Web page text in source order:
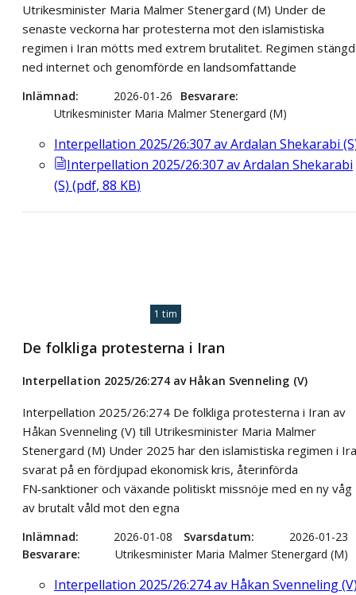
Utrikesminister Maria Malmer Stenergard (M) Under de
senaste veckorna har protesterna mot den islamistiska
regimen i Iran mötts med extrem brutalitet. Regimen
ned internet och genomförde en landsomfattande
Inlämnad 2026-01-26
Besvarare
Utrikesminister Maria Malmer Stenergard (M)
Interpellation 2025/26:307 av Ardalan Shekarabi
Interpellation 2025/26:307 av Ardalan Shekarabi
(S) (pdf, 88 KB)
1 tim
De folkliga protesterna i Iran
Interpellation 2025/26:274 av Håkan Svenneling (V)
Interpellation 2025/26:274 De folkliga protesterna i Iran av
Håkan Svenneling (V) till Utrikesminister Maria Malmer
Stenergard (M) Under 2025 har den islamistiska regimen i
svarat på en fördjupad ekonomisk kris, återinförda
FN‑sanktioner och växande politiskt missnöje med en ny våg
av brutalt våld mot den egna
Inlämnad 2026-01-08 Svarsdatum
2026-01-23
Besvarare
Utrikesminister Maria Malmer Stenergard (M)
Interpellation 2025/26:274 av Håkan Svenneling